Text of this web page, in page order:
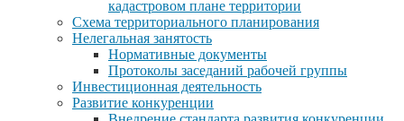
кадастровом плане территории
Схема территориального планирования
Нелегальная занятость
Нормативные документы
Протоколы заседаний рабочей группы
Инвестиционная деятельность
Развитие конкуренции